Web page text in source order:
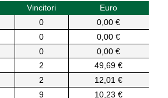
Vincitori
Euro
0
0,00 €
0
0,00 €
0
0,00 €
2
49,69 €
2
12,01 €
9
10,23 €